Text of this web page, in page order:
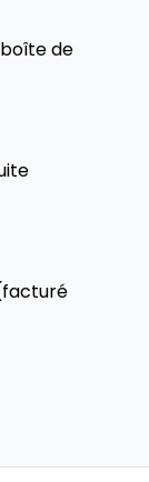
de